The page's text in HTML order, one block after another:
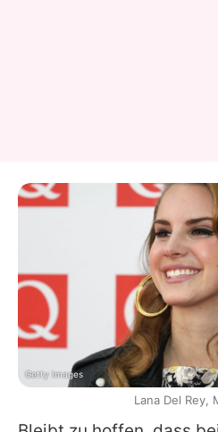
Getty Images
Lana Del Rey,